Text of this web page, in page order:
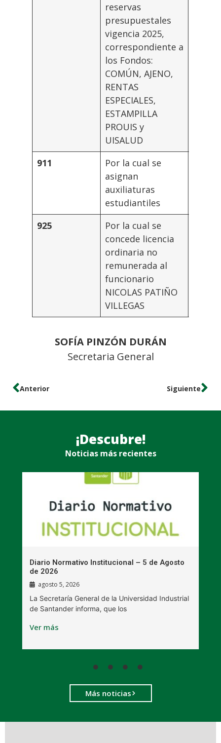
reservas
presupuestales
vigencia 2025,
correspondiente a
los Fondos:
COMÚN, AJENO,
RENTAS
ESPECIALES,
ESTAMPILLA
PROUIS y
UISALUD
911
Por la cual se
asignan
auxiliaturas
estudiantiles
925
Por la cual se
concede licencia
ordinaria no
remunerada al
funcionario
NICOLAS PATIÑO
VILLEGAS
SOFÍA PINZÓN DURÁN
Secretaria General
Anterior Siguiente
¡Descubre!
Noticias más recientes
Diario Normativo Institucional – 5 de Agosto
de 2026
agosto 5, 2026
La Secretaría General de la Universidad Industrial
de Santander informa, que los
Ver más
Más noticias